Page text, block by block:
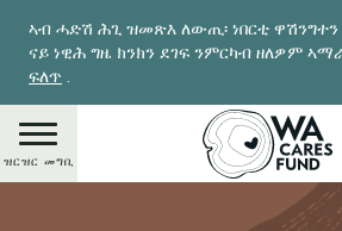
main
content
ኣብ ሓድሽ ሕጊ ዝመጽእ ለውጢ፡ ነበርቲ ዋሽንግተን
ናይ ነዊሕ ግዜ ክንክን ደገፍ ንምርካብ ዘለዎም
ፍለጥ .
ዝርዝር መግቢ